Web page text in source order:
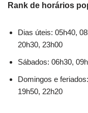
Rank de horários
Dias úteis: 05h40,
20h30, 23h00
Sábados: 06h30,
Domingos e
19h50, 22h20